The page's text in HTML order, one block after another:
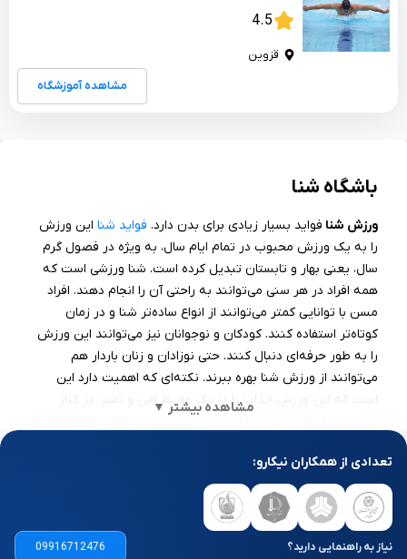
4.5
قزوین
مشاهده آموزشگاه
مشاهده بیشتر ▼
باشگاه شنا
ورزش شنا فواید بسیار زیادی برای بدن دارد. فواید شنا این ورزش
را به یک ورزش محبوب در تمام ایام سال، به ویژه در فصول‌ گرم
سال، یعنی بهار و تابستان تبدیل کرده است. شنا ورزشی است که
همه افراد در هر سنی می‌توانند به راحتی آن را انجام دهند. افراد
مسن با توانایی کمتر می‌توانند از انواع ساده‌تر شنا و در زمان
کوتاه‌تر استفاده کنند. کودکان و نوجوانان نیز می‌توانند این ورزش
را به طور حرفه‌ای دنبال کنند. حتی نوزادان و زنان باردار هم
می‌توانند از ورزش شنا بهره ببرند. نکته‌ای که اهمیت دارد این
است که این ورزش جذاب را در یک محیط امن و تمیز، در کنار
شنا کیفیت مطلوبی دارد؟ در ادامه به این موضوع می‌پردازیم.
امکانات و ویژگی‌های کلاس شنای خوب
برای انتخاب یک باشگاه شنا
خوب باید چندین نکته را مورد توجه
تعدادی از همکاران نیکارو:
نیاز به راهنمایی دارید؟ 09916712476